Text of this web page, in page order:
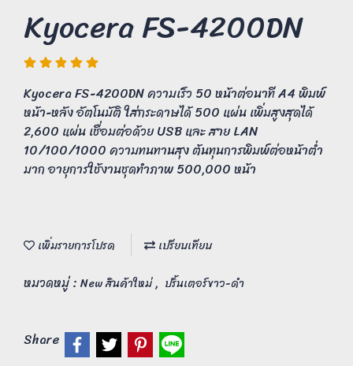
Kyocera FS-4200DN
Kyocera FS-4200DN ความเร็ว 50 หน้าต่อนาที A4 พิมพ์
หน้า-หลัง อัตโนมัติ ใส่กระดาษได้ 500 แผ่น เพิ่มสูงสุดได้
2,600 แผ่น เชื่อมต่อด้วย USB และ สาย LAN
10/100/1000 ความทนทานสุง ต้นทุนการพิมพ์ต่อหน้าต่ำ
มาก อายุการใช้งานชุดทำภาพ 500,000 หน้า
เพิ่มรายการโปรด เปรียบเทียบ
หมวดหมู่ : New สินค้าใหม่, ปริ้นเตอร์ขาว-ดำ
Share